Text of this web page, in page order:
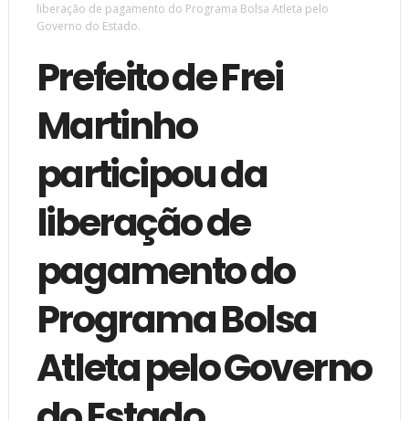
liberação de pagamento do Programa Bolsa Atleta pelo
Governo do Estado.
Prefeito de Frei
Martinho
participou da
liberação de
pagamento do
Programa Bolsa
Atleta pelo Governo